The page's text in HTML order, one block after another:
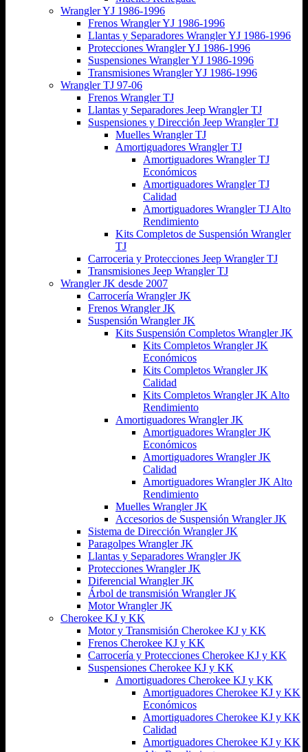
Wrangler YJ 1986-1996
Frenos Wrangler YJ 1986-1996
Llantas y Separadores Wrangler YJ 1986-1996
Protecciones Wrangler YJ 1986-1996
Suspensiones Wrangler YJ 1986-1996
Transmisiones Wrangler YJ 1986-1996
Wrangler TJ 97-06
Frenos Wrangler TJ
Llantas y Separadores Jeep Wrangler TJ
Suspensiones y Dirección Jeep Wrangler TJ
Muelles Wrangler TJ
Amortiguadores Wrangler TJ
Amortiguadores Wrangler TJ
Económicos
Amortiguadores Wrangler TJ
Calidad
Amortiguadores Wrangler TJ Alto
Rendimiento
Kits Completos de Suspensión Wrangler
TJ
Carroceria y Protecciones Jeep Wrangler TJ
Transmisiones Jeep Wrangler TJ
Wrangler JK desde 2007
Carrocería Wrangler JK
Frenos Wrangler JK
Suspensión Wrangler JK
Kits Suspensión Completos Wrangler JK
Kits Completos Wrangler JK
Económicos
Kits Completos Wrangler JK
Calidad
Kits Completos Wrangler JK Alto
Rendimiento
Amortiguadores Wrangler JK
Amortiguadores Wrangler JK
Económicos
Amortiguadores Wrangler JK
Calidad
Amortiguadores Wrangler JK Alto
Rendimiento
Muelles Wrangler JK
Accesorios de Suspensión Wrangler JK
Sistema de Dirección Wrangler JK
Paragolpes Wrangler JK
Llantas y Separadores Wrangler JK
Protecciones Wrangler JK
Diferencial Wrangler JK
Árbol de transmisión Wrangler JK
Motor Wrangler JK
Cherokee KJ y KK
Motor y Transmisión Cherokee KJ y KK
Frenos Cherokee KJ y KK
Carrocería y Protecciones Cherokee KJ y KK
Suspensiones Cherokee KJ y KK
Amortiguadores Cherokee KJ y KK
Amortiguadores Cherokee KJ y KK
Económicos
Amortiguadores Cherokee KJ y KK
Calidad
Amortiguadores Cherokee KJ y KK